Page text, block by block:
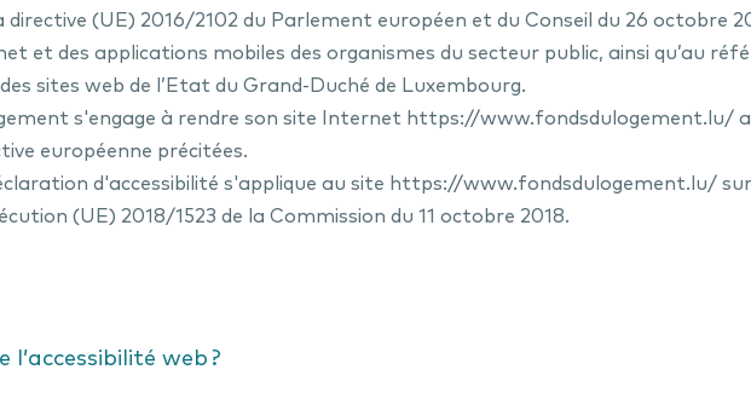
(UE) 2016/2102 du Parlement européen et du Conseil du 26 octobre
et des applications mobiles des organismes du secteur public, ainsi qu’au
sites web de l’Etat du Grand-Duché de Luxembourg.
s'engage à rendre son site Internet https://www.fondsdulogement.lu/
européenne précitées.
d'accessibilité s'applique au site https://www.fondsdulogement.lu/
(UE) 2018/1523 de la Commission du 11 octobre 2018.
l’accessibilité web ?